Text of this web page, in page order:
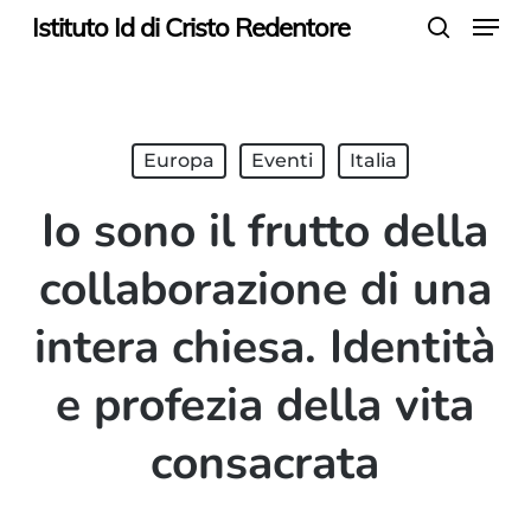
SkipIstituto Id di Cristo Redentore Menu
Europa Eventi Italia
Io sono il frutto della
collaborazione di una
intera chiesa. Identità
e profezia della vita
consacrata